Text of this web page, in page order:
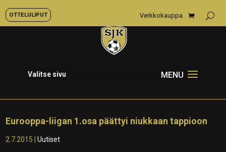
OTTELULIPUT Verkkokauppa
Valitse sivu
Eurooppa-liigan 1.osa päättyi niukkaan tappioon
2.7.2015 |Uutiset